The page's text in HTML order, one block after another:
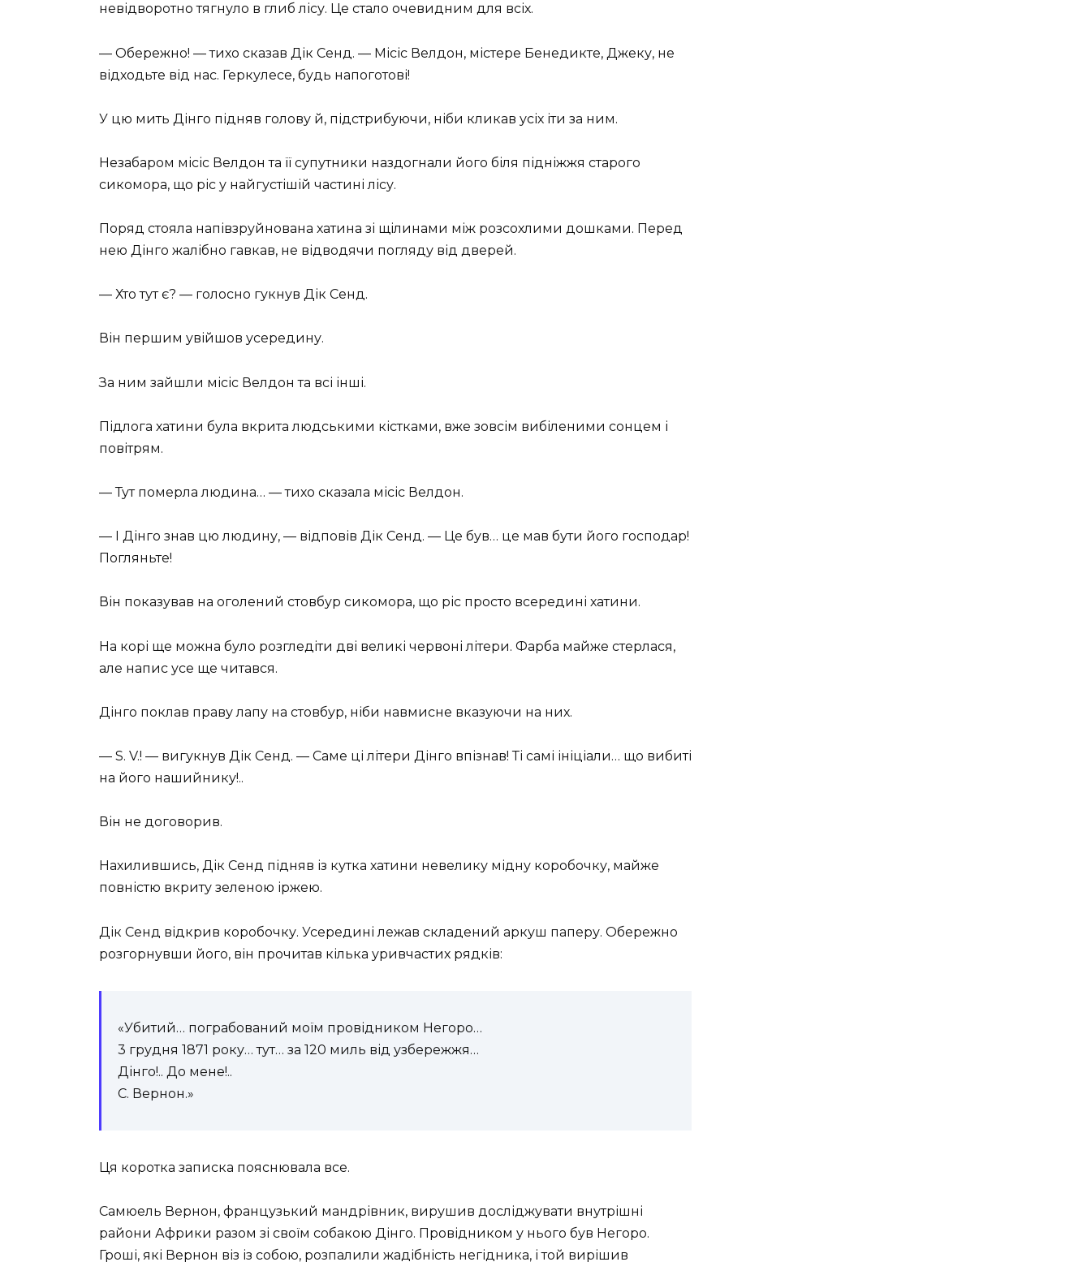
невідворотно тягнуло в глиб лісу. Це стало очевидним для всіх.
— Обережно! — тихо сказав Дік Сенд. — Місіс Велдон, містере Бенедикте, Джеку, не
відходьте від нас. Геркулесе, будь напоготові!
У цю мить Дінго підняв голову й, підстрибуючи, ніби кликав усіх іти за ним.
Незабаром місіс Велдон та її супутники наздогнали його біля підніжжя старого
сикомора, що ріс у найгустішій частині лісу.
Поряд стояла напівзруйнована хатина зі щілинами між розсохлими дошками. Перед
нею Дінго жалібно гавкав, не відводячи погляду від дверей.
— Хто тут є? — голосно гукнув Дік Сенд.
Він першим увійшов усередину.
За ним зайшли місіс Велдон та всі інші.
Підлога хатини була вкрита людськими кістками, вже зовсім вибіленими сонцем і
повітрям.
— Тут померла людина… — тихо сказала місіс Велдон.
— І Дінго знав цю людину, — відповів Дік Сенд. — Це був… це мав бути його господар!
Погляньте!
Він показував на оголений стовбур сикомора, що ріс просто всередині хатини.
На корі ще можна було розгледіти дві великі червоні літери. Фарба майже стерлася,
але напис усе ще читався.
Дінго поклав праву лапу на стовбур, ніби навмисне вказуючи на них.
— S. V.! — вигукнув Дік Сенд. — Саме ці літери Дінго впізнав! Ті самі ініціали… що вибиті
на його нашийнику!..
Він не договорив.
Нахилившись, Дік Сенд підняв із кутка хатини невелику мідну коробочку, майже
повністю вкриту зеленою іржею.
Дік Сенд відкрив коробочку. Усередині лежав складений аркуш паперу. Обережно
розгорнувши його, він прочитав кілька уривчастих рядків:
«Убитий… пограбований моїм провідником Негоро…
3 грудня 1871 року… тут… за 120 миль від узбережжя…
Дінго!.. До мене!..
С. Вернон.»
Ця коротка записка пояснювала все.
Самюель Вернон, французький мандрівник, вирушив досліджувати внутрішні
райони Африки разом зі своїм собакою Дінго. Провідником у нього був Негоро.
Гроші, які Вернон віз із собою, розпалили жадібність негідника, і той вирішив